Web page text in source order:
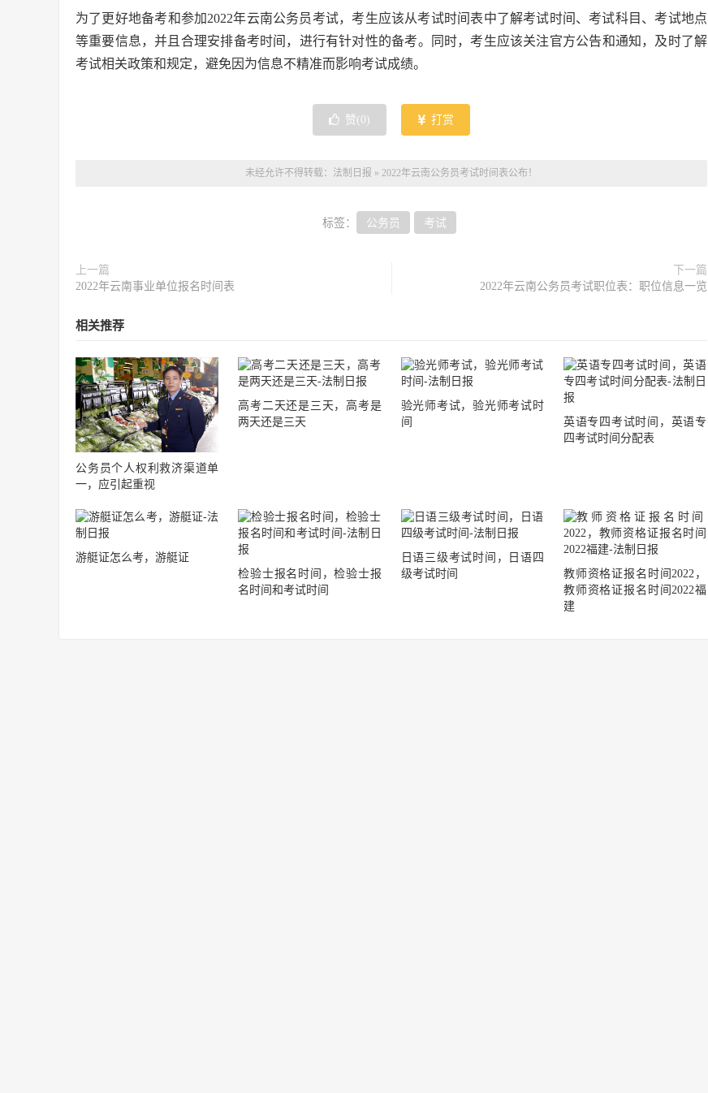
为了更好地备考和参加2022年云南公务员考试，考生应该从考试时间表中了解考试时间、考试科目、考试地点
等重要信息，并且合理安排备考时间，进行有针对性的备考。同时，考生应该关注官方公告和通知，及时了解
考试相关政策和规定，避免因为信息不精准而影响考试成绩。
赞( 0 ) 打赏
未经允许不得转载： 法制日报 » 2022年云南公务员考试时间表公布！
标签： 公务员 考试
上一篇
2022年云南事业单位报名时间表
下一篇
2022年云南公务员考试职位表：职位信息一览
相关推荐
公务员个人权利救济渠道单
一，应引起重视
高考二天还是三天，高考是
两天还是三天
验光师考试，验光师考试时
间
英语专四考试时间，英语专
四考试时间分配表
游艇证怎么考，游艇证
检验士报名时间，检验士报
名时间和考试时间
日语三级考试时间，日语四
级考试时间
教师资格证报名时间2022，
教师资格证报名时间2022福
建